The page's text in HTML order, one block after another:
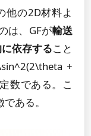
他の2D材料よ
は、GFが輸送
依存すること
+
数である。こ
ある。